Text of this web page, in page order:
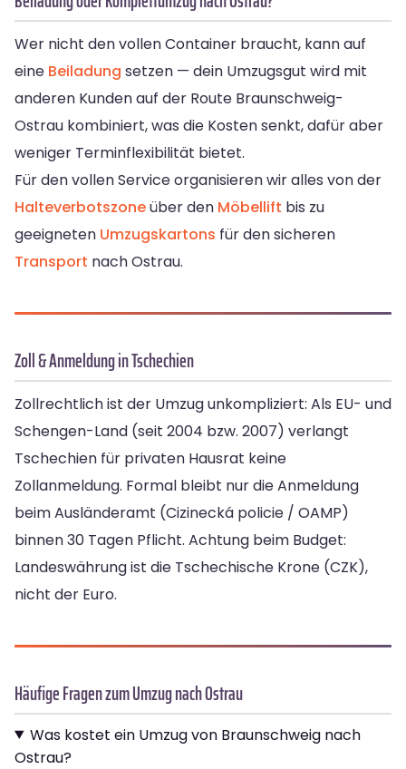
Wer nicht den vollen Container braucht, kann auf
eine Beiladung setzen — dein Umzugsgut wird mit
anderen Kunden auf der Route Braunschweig-
Ostrau kombiniert, was die Kosten senkt, dafür aber
weniger Terminflexibilität bietet.
Für den vollen Service organisieren wir alles von der
Halteverbotszoneüber den Möbellift bis zu
geeigneten Umzugskartons für den sicheren
Transport nach Ostrau.
Zoll & Anmeldung in Tschechien
Zollrechtlich ist der Umzug unkompliziert: Als EU- und
Schengen-Land (seit 2004 bzw. 2007) verlangt
Tschechien für privaten Hausrat keine
Zollanmeldung. Formal bleibt nur die Anmeldung
beim Ausländeramt (Cizinecká policie / OAMP)
binnen 30 Tagen Pflicht. Achtung beim Budget:
Landeswährung ist die Tschechische Krone (CZK),
nicht der Euro.
Häufige Fragen zum Umzug nach Ostrau
Was kostet ein Umzug von Braunschweig nach
Ostrau?